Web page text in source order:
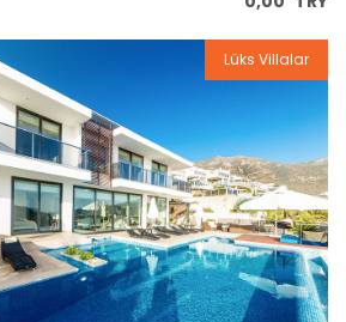
Rezervasyon
Lüks Villalar